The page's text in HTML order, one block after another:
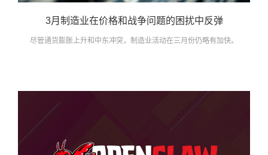
3月制造业在价格和战争问题的困扰中反弹
尽管通货膨胀上升和中东冲突，制造业活动在三月份仍略有加快。